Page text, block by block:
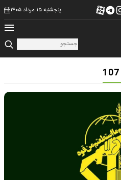
پنجشنبه ۱۵ مرداد ۱۴۰۵